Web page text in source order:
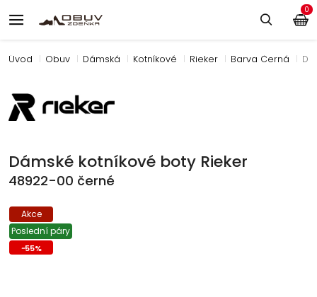
Úvod Obuv Dámská Kotníkové Rieker Barva Černá
Dámské kotníkové boty Rieker
48922-00 černé
Akce
Poslední páry
-55%
0